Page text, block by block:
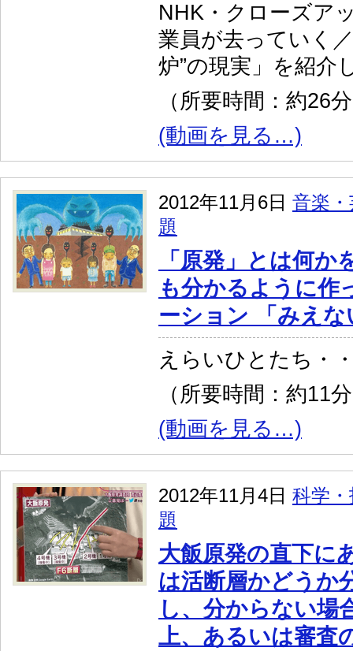
NHK・クローズア
業員が去っていく
炉”の現実」を紹介
（所要時間：約26
(動画を見る…)
2012年11月6日 音楽
題
「原発」とは何か
も分かるように作
ーション 「みえ
えらいひとたち・
（所要時間：約11
(動画を見る…)
2012年11月4日 科学
題
大飯原発の直下に
は活断層かどうか
し、分からない場
上、あるいは審査